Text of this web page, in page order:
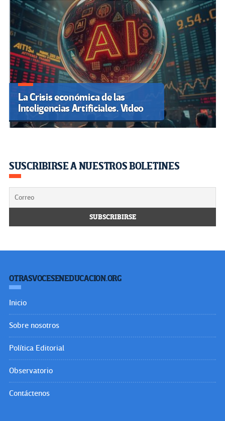
La Crisis económica de las
Inteligencias Artificiales. Video
SUSCRIBIRSE A NUESTROS BOLETINES
OTRASVOCESENEDUCACION.ORG
Inicio
Sobre nosotros
Política Editorial
Observatorio
Contáctenos